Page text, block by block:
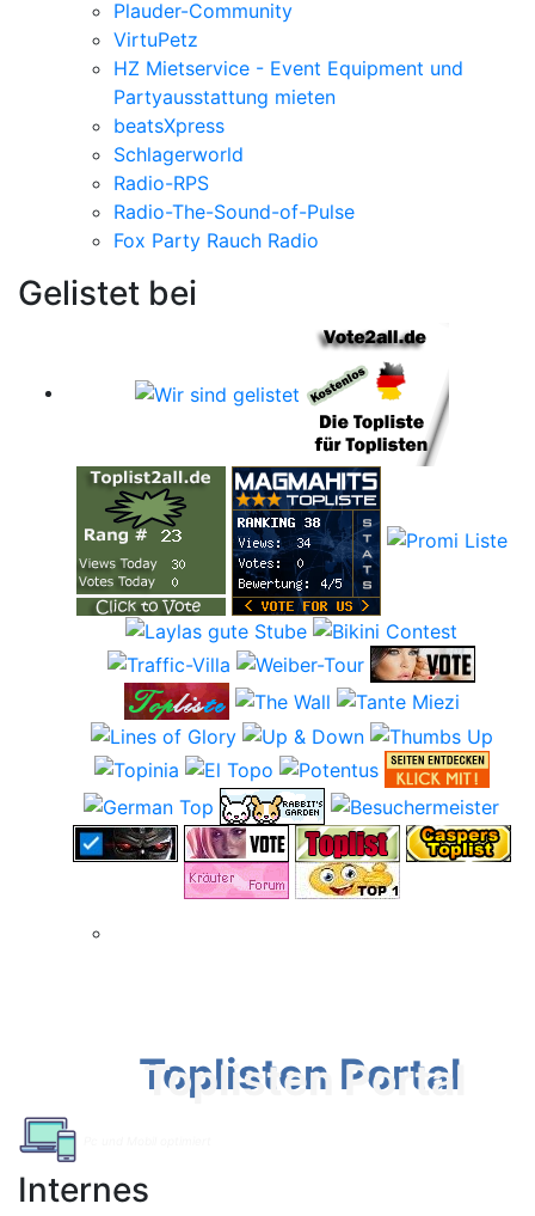
Plauder-Community
VirtuPetz
HZ Mietservice - Event Equipment und
Partyausstattung mieten
beatsXpress
Schlagerworld
Radio-RPS
Radio-The-Sound-of-Pulse
Fox Party Rauch Radio
Gelistet bei
Toplisten Portal
Internes